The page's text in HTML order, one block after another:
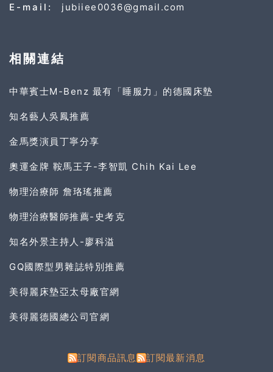
E-mail: jubiiee0036@gmail.com
相關連結
中華賓士M-Benz 最有「睡服力」的德國床墊
知名藝人吳鳳推薦
金馬獎演員丁寧分享
奧運金牌 鞍馬王子-李智凱 Chih Kai Lee
物理治療師 詹珞瑤推薦
物理治療醫師推薦-史考克
知名外景主持人-廖科溢
GQ國際型男雜誌特別推薦
美得麗床墊亞太母廠官網
美得麗德國總公司官網
訂閱商品訊息 訂閱最新消息